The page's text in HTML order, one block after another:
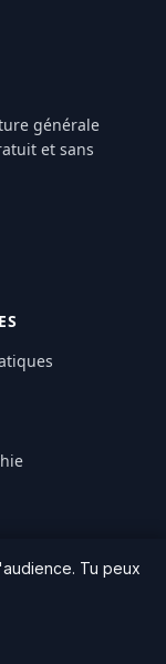
générale
et sans
Tu peux